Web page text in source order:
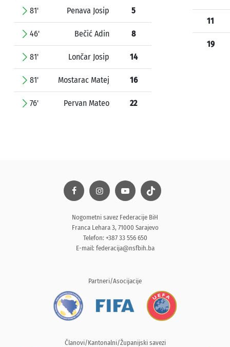
81' Penava Josip 5
46' Bečić Adin 8
81' Lončar Josip 14
81' Mostarac Matej 16
76' Pervan Mateo 22
11
19
Nogometni savez Federacije BiH
Franca Lehara 3, 71000 Sarajevo
Telefon: +387 33 556 650
E-mail: federacija@nsfbih.ba
Partneri/Asocijacije
Članovi/Kantonalni/Županijski savezi